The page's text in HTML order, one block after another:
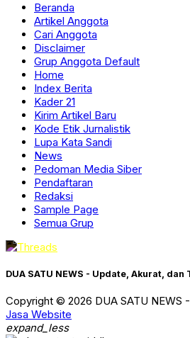
Beranda
Artikel Anggota
Cari Anggota
Disclaimer
Grup Anggota Default
Home
Index Berita
Kader 21
Kirim Artikel Baru
Kode Etik Jurnalistik
Lupa Kata Sandi
News
Pedoman Media Siber
Pendaftaran
Redaksi
Sample Page
Semua Grup
DUA SATU NEWS - Update, Akurat, dan
Copyright © 2026 DUA SATU NEWS -
Jasa Website
expand_less